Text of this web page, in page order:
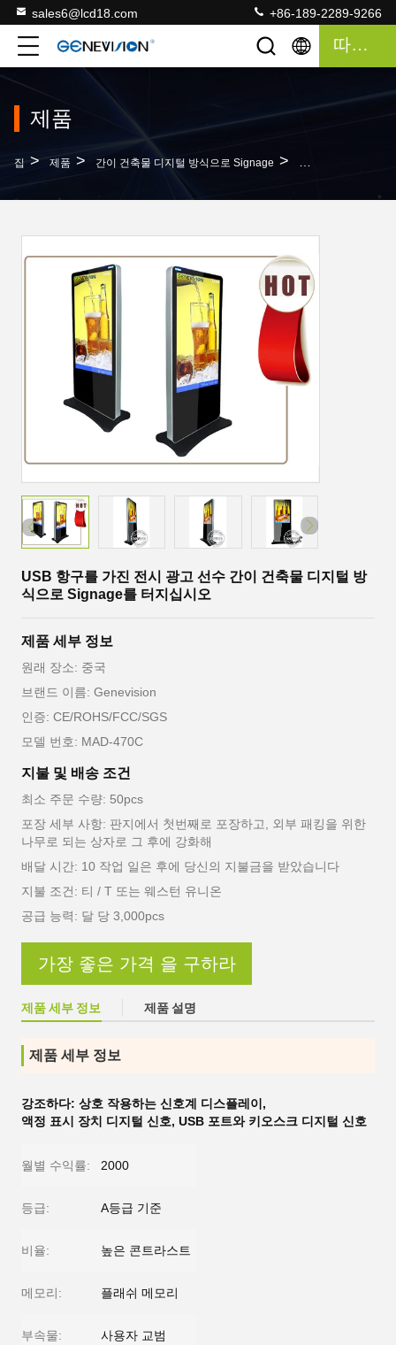
sales6@lcd18.com +86-189-2289-9266
따옴표
제품
집 > 제품 > 간이 건축물 디지털 방식으로 Signage > USB 항구를 가진
USB 항구를 가진 전시 광고 선수 간이 건축물 디지털 방
식으로 Signage를 터지십시오
제품 세부 정보
원래 장소: 중국
브랜드 이름: Genevision
인증: CE/ROHS/FCC/SGS
모델 번호: MAD-470C
지불 및 배송 조건
최소 주문 수량: 50pcs
포장 세부 사항: 판지에서 첫번째로 포장하고, 외부 패킹을 위한
나무로 되는 상자로 그 후에 강화해
배달 시간: 10 작업 일은 후에 당신의 지불금을 받았습니다
지불 조건: 티 / T 또는 웨스턴 유니온
공급 능력: 달 당 3,000pcs
가장 좋은 가격 을 구하라
제품 세부 정보 제품 설명
제품 세부 정보
강조하다: 상호 작용하는 신호계 디스플레이 ,
액정 표시 장치 디지털 신호, USB 포트와 키오스크 디지털 신호
월별 수익률: 2000
등급: A등급 기준
비율: 높은 콘트라스트
메모리: 플래쉬 메모리
부속물: 사용자 교범